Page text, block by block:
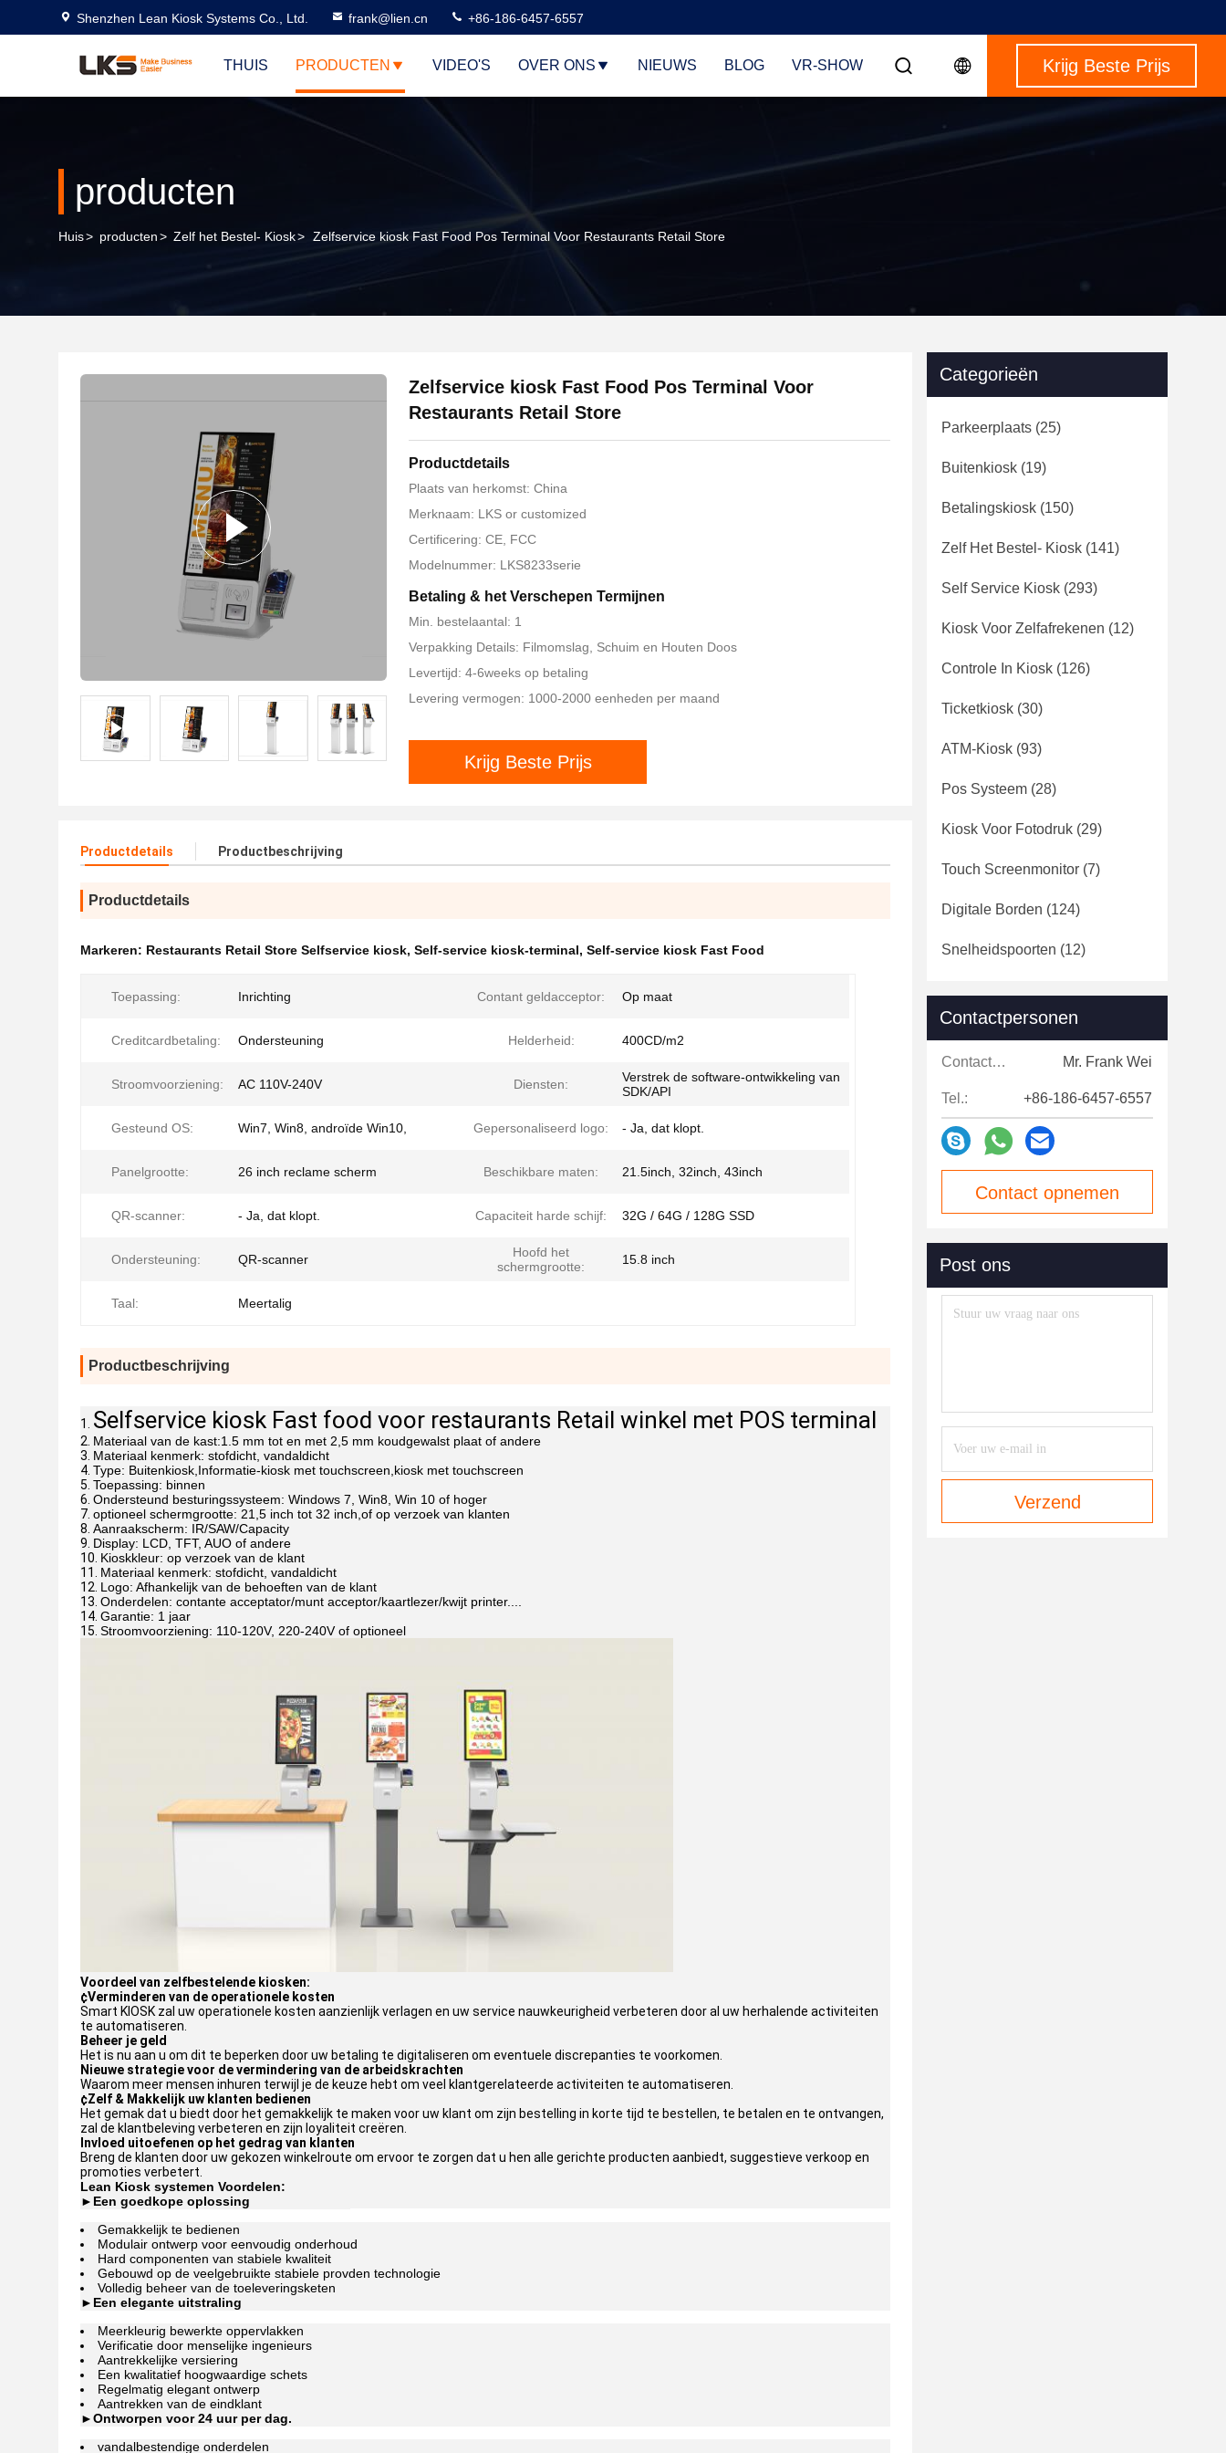
Shenzhen Lean Kiosk Systems Co., Ltd. frank@lien.cn +86-186-6457-6557
THUIS PRODUCTEN VIDEO'S OVER ONS NIEUWS BLOG VR-SHOW Krijg Beste Prijs
producten
Huis> producten> Zelf het Bestel- Kiosk> Zelfservice kiosk Fast Food Pos Terminal Voor Restaurants Retail Store
Zelfservice kiosk Fast Food Pos Terminal Voor
Restaurants Retail Store
Productdetails
Plaats van herkomst: China
Merknaam: LKS or customized
Certificering: CE, FCC
Modelnummer: LKS8233serie
Betaling & het Verschepen Termijnen
Min. bestelaantal: 1
Verpakking Details: Filmomslag, Schuim en Houten Doos
Levertijd: 4-6weeks op betaling
Levering vermogen: 1000-2000 eenheden per maand
Krijg Beste Prijs
Productdetails Productbeschrijving
Productdetails
Markeren: Restaurants Retail Store Selfservice kiosk, Self-service kiosk-terminal, Self-service kiosk Fast Food
Toepassing: Inrichting Contant geldacceptor: Op maat
Creditcardbetaling: Ondersteuning Helderheid: 400CD/m2
Stroomvoorziening: AC 110V-240V Diensten:
Verstrek de software-ontwikkeling van
SDK/API
Gesteund OS: Win7, Win8, androïde Win10, Gepersonaliseerd logo: - Ja, dat klopt.
Panelgrootte: 26 inch reclame scherm Beschikbare maten: 21.5inch, 32inch, 43inch
QR-scanner: - Ja, dat klopt. Capaciteit harde schijf: 32G / 64G / 128G SSD
Ondersteuning: QR-scanner
Hoofd het
schermgrootte:
15.8 inch
Taal: Meertalig
Productbeschrijving
Selfservice kiosk Fast food voor restaurants Retail winkel met POS terminal
Materiaal van de kast:1.5 mm tot en met 2,5 mm koudgewalst plaat of andere
Materiaal kenmerk: stofdicht, vandaldicht
Type: Buitenkiosk,Informatie-kiosk met touchscreen,kiosk met touchscreen
Toepassing: binnen
Ondersteund besturingssysteem: Windows 7, Win8, Win 10 of hoger
optioneel schermgrootte: 21,5 inch tot 32 inch,of op verzoek van klanten
Aanraakscherm: IR/SAW/Capacity
Display: LCD, TFT, AUO of andere
Kioskkleur: op verzoek van de klant
Materiaal kenmerk: stofdicht, vandaldicht
Logo: Afhankelijk van de behoeften van de klant
Onderdelen: contante acceptator/munt acceptor/kaartlezer/kwijt printer....
Garantie: 1 jaar
Stroomvoorziening: 110-120V, 220-240V of optioneel
Voordeel van zelfbestelende kiosken:
¢Verminderen van de operationele kosten
Smart KIOSK zal uw operationele kosten aanzienlijk verlagen en uw service nauwkeurigheid verbeteren door al uw herhalende activiteiten
te automatiseren.
Beheer je geld
Het is nu aan u om dit te beperken door uw betaling te digitaliseren om eventuele discrepanties te voorkomen.
Nieuwe strategie voor de vermindering van de arbeidskrachten
Waarom meer mensen inhuren terwijl je de keuze hebt om veel klantgerelateerde activiteiten te automatiseren.
¢Zelf & Makkelijk uw klanten bedienen
Het gemak dat u biedt door het gemakkelijk te maken voor uw klant om zijn bestelling in korte tijd te bestellen, te betalen en te ontvangen,
zal de klantbeleving verbeteren en zijn loyaliteit creëren.
Invloed uitoefenen op het gedrag van klanten
Breng de klanten door uw gekozen winkelroute om ervoor te zorgen dat u hen alle gerichte producten aanbiedt, suggestieve verkoop en
promoties verbetert.
Lean Kiosk systemen Voordelen:
► Een goedkope oplossing
Gemakkelijk te bedienen
Modulair ontwerp voor eenvoudig onderhoud
Hard componenten van stabiele kwaliteit
Gebouwd op de veelgebruikte stabiele provden technologie
Volledig beheer van de toeleveringsketen
► Een elegante uitstraling
Meerkleurig bewerkte oppervlakken
Verificatie door menselijke ingenieurs
Aantrekkelijke versiering
Een kwalitatief hoogwaardige schets
Regelmatig elegant ontwerp
Aantrekken van de eindklant
►Ontworpen voor 24 uur per dag.
vandalbestendige onderdelen
Categorieën
Parkeerplaats (25)
Buitenkiosk (19)
Betalingskiosk (150)
Zelf Het Bestel- Kiosk (141)
Self Service Kiosk (293)
Kiosk Voor Zelfafrekenen (12)
Controle In Kiosk (126)
Ticketkiosk (30)
ATM-Kiosk (93)
Pos Systeem (28)
Kiosk Voor Fotodruk (29)
Touch Screenmonitor (7)
Digitale Borden (124)
Snelheidspoorten (12)
Contactpersonen
Contactpersonen: Mr. Frank Wei
Tel.: +86-186-6457-6557
Contact opnemen
Post ons
Verzend